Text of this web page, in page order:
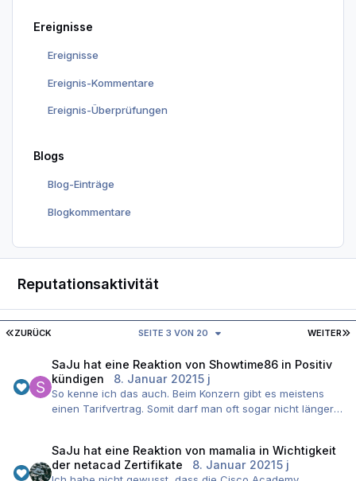
Ereignisse
Ereignisse
Ereignis-Kommentare
Ereignis-Überprüfungen
Blogs
Blog-Einträge
Blogkommentare
Reputationsaktivität
ERSTE SEITE
ZURÜCK WEITER
SEITE 3 VON 20
SaJu hat eine Reaktion von Showtime86in Positiv
kündigen
8. Januar 20215 j
So kenne ich das auch. Beim Konzern gibt es meistens
einen Tarifvertrag. Somit darf man oft sogar nicht länger
Somit bekommt man oft mehr Geld für weniger Arbeit,
was eigentlich ganz schön ist.
SaJu hat eine Reaktion von mamalia in Wichtigkeit
der netacad Zertifikate
8. Januar 20215 j